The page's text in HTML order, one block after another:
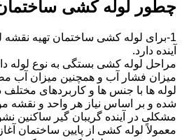
چطور لوله کشی ساختمان
1-برای لوله کشی ساختمان تهیه
آینده دارد.
مراحل لوله کشی بستگی به نوع لوله
میزان فشار آب و همچنین میزان آب
لوله ها با جنس ها و کاربردهای
شده و بر اساس نیاز هر واحد و نقشه
مشکلی در آینده گریبان گیر ساکنین
معمولاً لوله کشی از پایین ساختمان